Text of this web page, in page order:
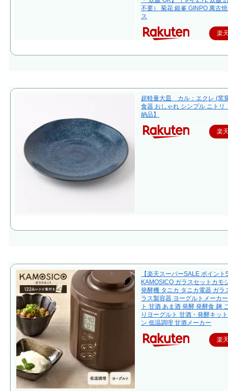
不要） 菊花 銀峯 GINPO 萬古
ス
楽
超軽量大皿 カル：エクレ (窯
食器 おしゃれ シンプル ニトリ
納品】
楽
【楽天スーパーSALE ポイント
KAMOSICO ガラスセットカモ
発酵機 タニカ タニカ電器 ガラ
ラス製容器 ヨーグルトメーカ
ト 甘酒 あま酒 発酵 発酵食 麹
りヨーグルト 甘酒・発酵キッ
ン 低温調理 甘酒メーカー
楽